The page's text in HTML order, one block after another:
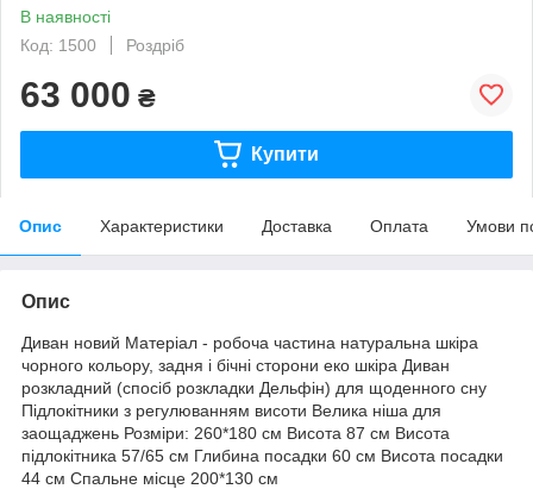
В наявності
Код: 1500
Роздріб
63 000 ₴
Купити
Опис Характеристики Доставка Оплата Умови
Опис
Диван новий Матеріал - робоча частина натуральна шкіра
чорного кольору, задня і бічні сторони еко шкіра Диван
розкладний (спосіб розкладки Дельфін) для щоденного сну
Підлокітники з регулюванням висоти Велика ніша для
заощаджень Розміри: 260*180 см Висота 87 см Висота
підлокітника 57/65 см Глибина посадки 60 см Висота посадки
44 см Спальне місце 200*130 см